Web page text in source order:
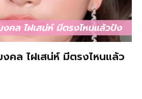
คล ไฝเสน่ห์ มีตรงไหนแล้ว